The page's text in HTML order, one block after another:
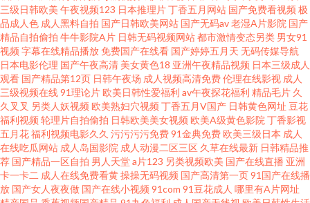
虎亚洲精品 91网红在线观看 国产日韩欧美一区 欧美午夜剧场 91探花一区在
线 黄色小网站 日本綜合成人网 精品二四区 香蕉视频abb 人人插人人 在线看免
费91 国产精品日韩欧 欧美性精品 亚洲黄网2025 Av噜噜福利导航 韩日一区二
区三区 日韩69 91夫妻交换视频
三级日韩欧美 午夜视频123 日本推理片丁香五月网站 国产免费看视频 极
品成人色 成人黑料自拍 国产日韩欧美网站 国产无码av老湿A片影院 国产
精品自拍偷拍 牛牛影院A片 日韩无码视频网站都市激情变态另类 男女91
视频 字幕在线精品播放免费国产在线看 国产婷婷五月天 无码传媒导航
日本电影伦理 国产午夜高清 美女黄色18 亚洲午夜精品视频 日本三级成人
观看 国产精品第12页 日韩午夜场 成人视频高清免费伦理在线影视 成人
三级视频在线91理论片欧美日韩性爱福利 av午夜探花福利 精品毛片 久
久叉叉 另类人妖视频 欧美熟妇穴视频 丁香五月V国产 日韩黄色网址 豆花
福利视频 轮理片自拍偷拍 日韩欧美美女视频 欧美A级黄色影院 丁香影视
五月花福利视频电影久久 污污污污免费91金典免费欧美三级日本 成人
在线吃瓜网站 成人岛国影院 成人动漫二区三区 久草在线最新 日韩精品推
荐 国产精品一区自拍 男人天堂a片123 另类视频欧美 国产在线直播 亚洲
卡一卡二 成人在线免费看黄操操无码视频 国产高清第一页91国产在线播
放 国产女人夜夜做 国产在线小视频 91com 91豆花成人 哪里有A片网址